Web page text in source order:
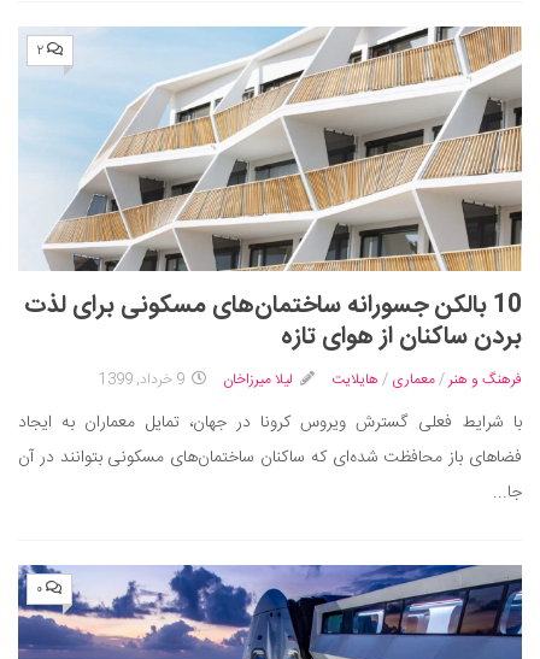
۲
10 بالکن جسورانه ساختمان‌های مسکونی برای لذت
بردن ساکنان از هوای تازه
فرهنگ و هنر /معماری / هایلایت لیلا میرزاخان 9 خرداد, 1399
با شرایط فعلی گسترش ویروس کرونا در جهان، تمایل معماران به ایجاد
فضاهای باز محافظت شده‌ای که ساکنان ساختمان‌های مسکونی بتوانند در آن
جا...
۰